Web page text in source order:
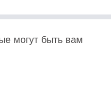
могут быть вам